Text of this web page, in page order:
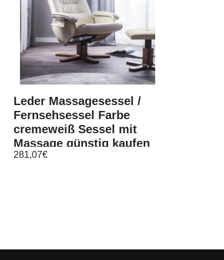
Leder Massagesessel /
Fernsehsessel Farbe
cremeweiß Sessel mit
Massage günstig kaufen
281,07€